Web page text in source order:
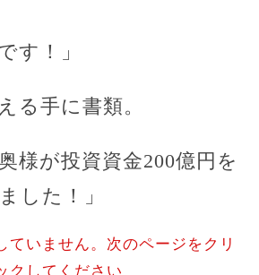
す！」
る手に書類。
様が投資資金200億円を
した！」
ていません。次のページをクリ
クしてください